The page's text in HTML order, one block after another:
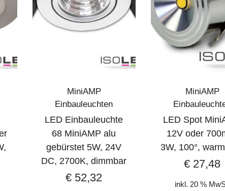
MiniAMP
Einbauleuchten
LED Einbauleuchte
68 MiniAMP alu
gebürstet 5W, 24V
DC, 2700K, dimmbar
€ 52,32
MiniAMP
LED Spot
12V oder
3W, 100°,
€ 27,48
inkl. 20 %